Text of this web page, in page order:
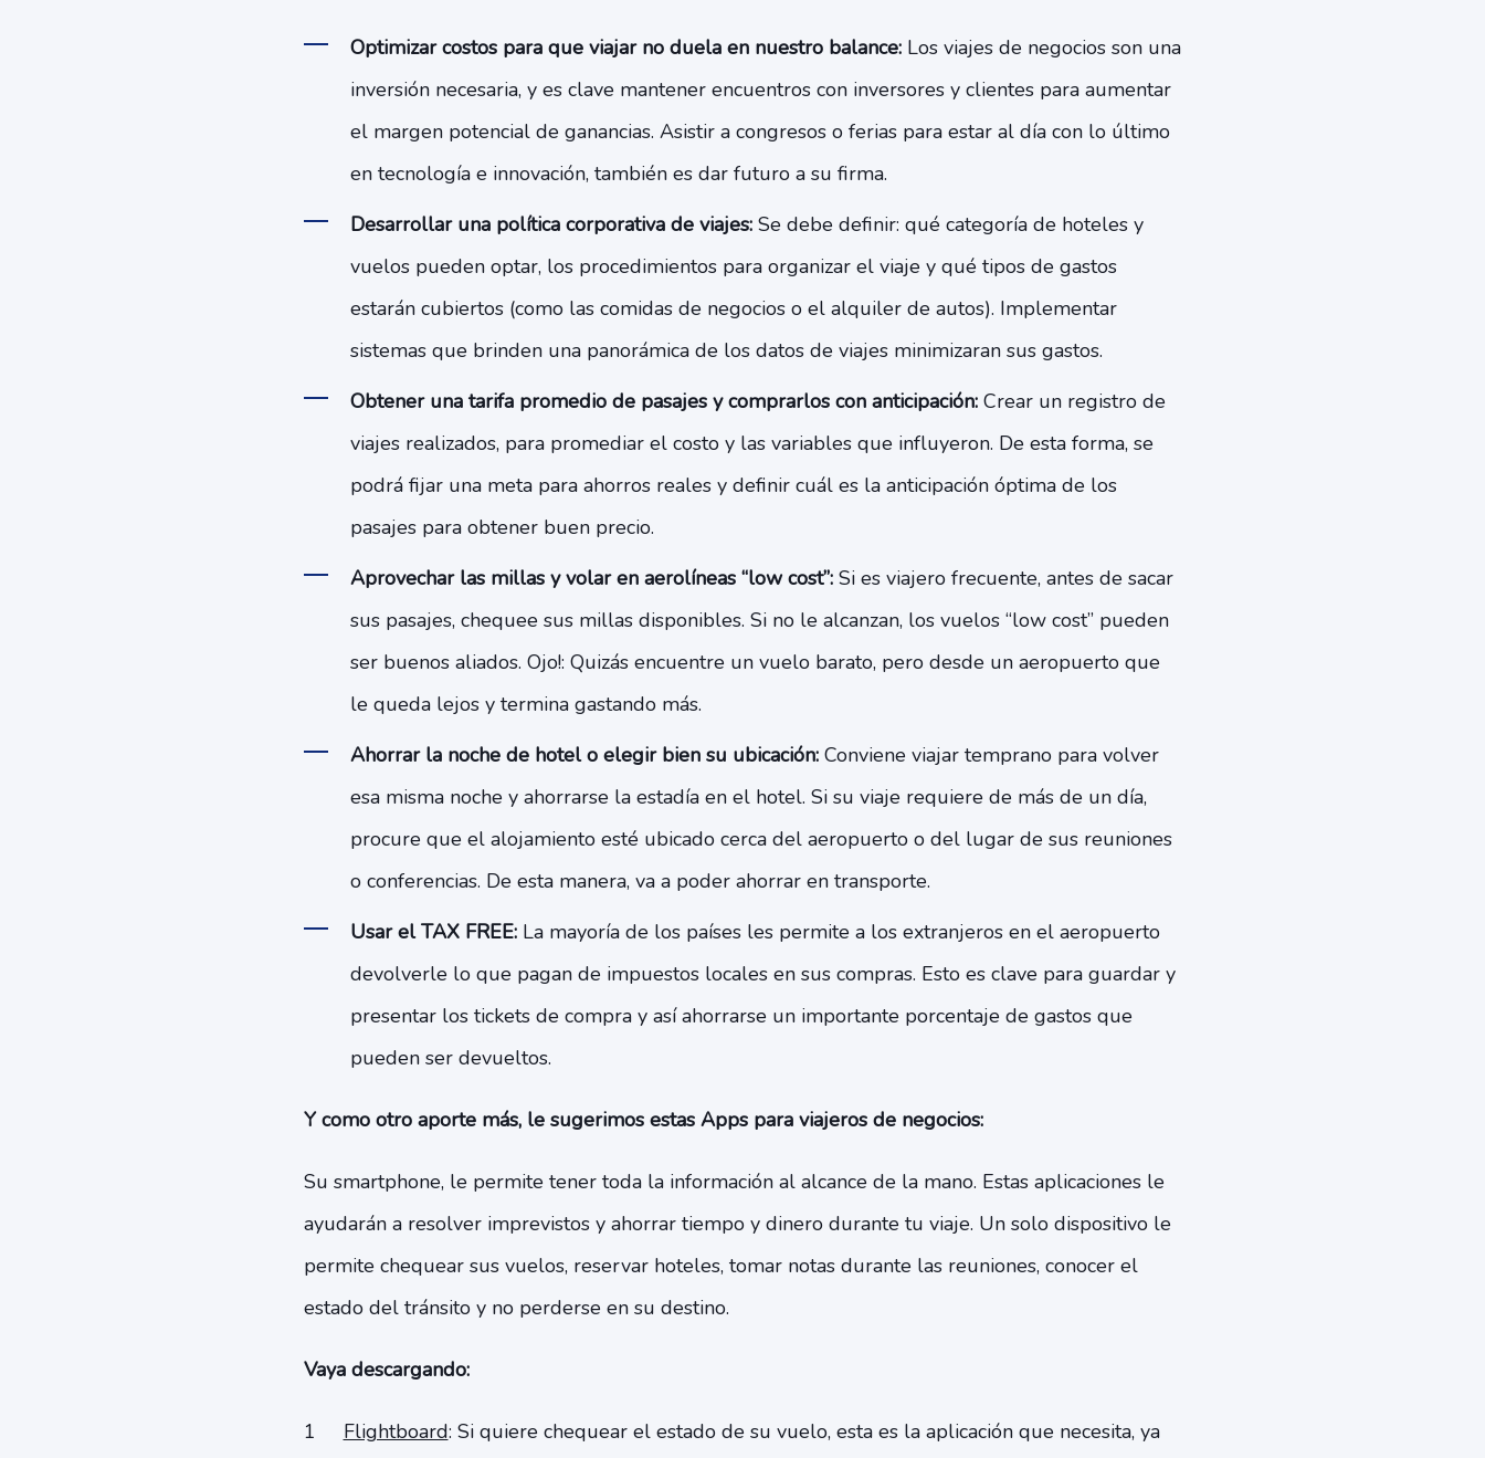
Optimizar costos para que viajar no duela en nuestro balance:Los viajes de negocios son una
inversión necesaria, y es clave mantener encuentros con inversores y clientes para aumentar
el margen potencial de ganancias. Asistir a congresos o ferias para estar al día con lo último
en tecnología e innovación, también es dar futuro a su firma.
Desarrollar una política corporativa de viajes: Se debe definir: qué categoría de hoteles y
vuelos pueden optar, los procedimientos para organizar el viaje y qué tipos de gastos
estarán cubiertos (como las comidas de negocios o el alquiler de autos). Implementar
sistemas que brinden una panorámica de los datos de viajes minimizaran sus gastos.
Obtener una tarifa promedio de pasajes y comprarlos con anticipación: Crear un registro de
viajes realizados, para promediar el costo y las variables que influyeron. De esta forma, se
podrá fijar una meta para ahorros reales y definir cuál es la anticipación óptima de los
pasajes para obtener buen precio.
Aprovechar las millas y volar en aerolíneas “low cost”: Si es viajero frecuente, antes de sacar
sus pasajes, chequee sus millas disponibles. Si no le alcanzan, los vuelos “low cost” pueden
ser buenos aliados. Ojo!: Quizás encuentre un vuelo barato, pero desde un aeropuerto que
le queda lejos y termina gastando más.
Ahorrar la noche de hotel o elegir bien su ubicación: Conviene viajar temprano para volver
esa misma noche y ahorrarse la estadía en el hotel. Si su viaje requiere de más de un día,
procure que el alojamiento esté ubicado cerca del aeropuerto o del lugar de sus reuniones
o conferencias. De esta manera, va a poder ahorrar en transporte.
Usar el TAX FREE: La mayoría de los países les permite a los extranjeros en el aeropuerto
devolverle lo que pagan de impuestos locales en sus compras. Esto es clave para guardar y
presentar los tickets de compra y así ahorrarse un importante porcentaje de gastos que
pueden ser devueltos.
Y como otro aporte más, le sugerimos estas Apps para viajeros de negocios:
Su smartphone, le permite tener toda la información al alcance de la mano. Estas aplicaciones le
ayudarán a resolver imprevistos y ahorrar tiempo y dinero durante tu viaje. Un solo dispositivo le
permite chequear sus vuelos, reservar hoteles, tomar notas durante las reuniones, conocer el
estado del tránsito y no perderse en su destino.
Vaya descargando:
Flightboard: Si quiere chequear el estado de su vuelo, esta es la aplicación que necesita, ya